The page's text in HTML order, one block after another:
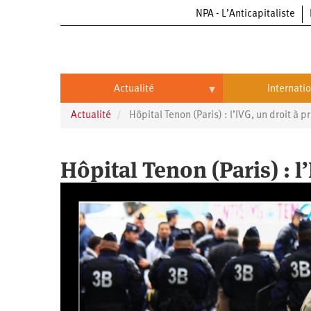
NPA - L’Anticapitaliste
Actualité
Actualité
Entreprises
Entreprises
Automobile
Aéronautique
Commerce
Oppressions
Oppressions
Antiracisme
Féminisme
Économie
Écologie
Éducation
International
Chine
États-
Unis
Continents
Continents
Afrique
Actualité Hôpital Tenon (Paris) : l’IVG, un droit à
Hôpital Tenon (Paris) :